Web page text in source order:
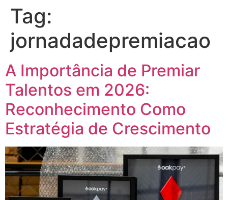
Tag:
jornadadepremiacao
A Importância de Premiar
Talentos em 2026:
Reconhecimento Como
Estratégia de Crescimento